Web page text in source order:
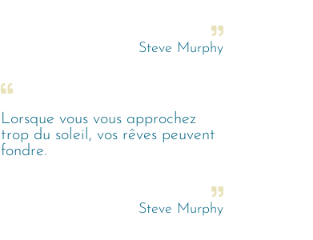
Steve Murphy
Lorsque vous vous approchez
trop du soleil, vos rêves peuvent
fondre.
Steve Murphy